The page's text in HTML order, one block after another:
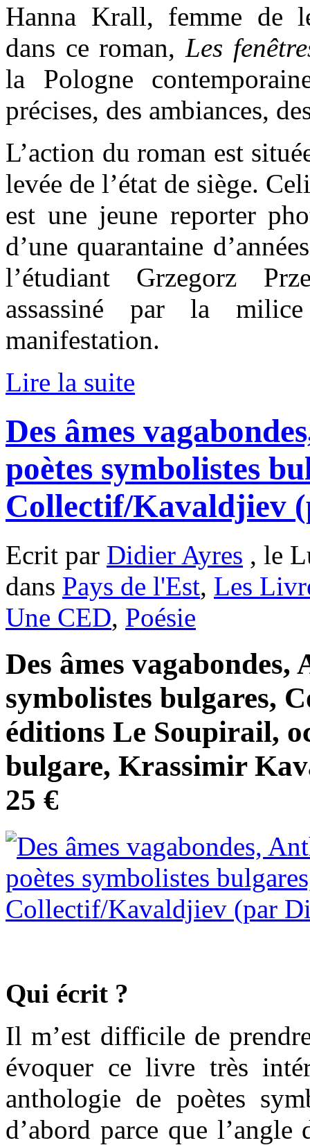
Hanna Krall, femme de
dans ce roman, Les
la Pologne
précises, des ambiances,
L’action du roman est
levée de l’état de siège.
est une jeune reporter
d’une quarantaine
l’étudiant Grzegorz
assassiné par la
manifestation.
Lire la suite
Des âmes
poètes symbolistes
Collectif/Kavaldjiev
Ecrit par Didier Ayres , le
dans Pays de l'Est, Les
Une CED, Poésie
Des âmes vagabondes,
symbolistes bulgares,
éditions Le Soupirail,
bulgare, Krassimir
25 €
Qui écrit ?
Il m’est difficile de
évoquer ce livre très
anthologie de poètes
d’abord parce que